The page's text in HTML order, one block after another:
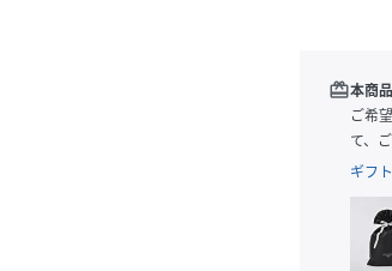
redeem本商
ご希
て、
ギフ